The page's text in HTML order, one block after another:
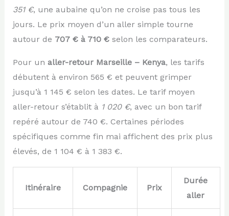
351 €, une aubaine qu’on ne croise pas tous les
jours. Le prix moyen d’un aller simple tourne
autour de 707 € à 710 €selon les comparateurs.
Pour un aller-retour Marseille – Kenya, les tarifs
débutent à environ 565 € et peuvent grimper
jusqu’à 1 145 € selon les dates. Le tarif moyen
aller-retour s’établit à 1 020 €, avec un bon tarif
repéré autour de 740 €. Certaines périodes
spécifiques comme fin mai affichent des prix plus
élevés, de 1 104 € à 1 383 €.
Itinéraire Compagnie Prix
Durée
aller